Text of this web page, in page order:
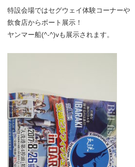
特設会場ではセグウェイ体験コーナーや
飲食店からボート展示！
ヤンマー船(^-^)vも展示されます。